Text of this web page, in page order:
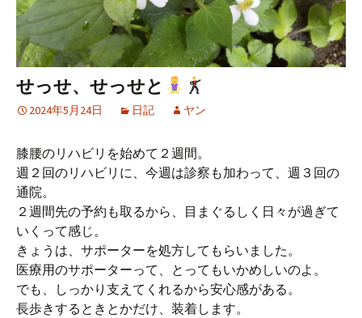
せっせ、せっせと
2024年5月24日 日記 ヤン
膝腰のリハビリを始めて２週間。
週２回のリハビリに、今週は診察も加わって、週３回の
通院。
２週間先の予約も取るから、目まぐるしく日々が過ぎて
いくって感じ。
きょうは、サポーターを処方してもらいました。
医療用のサポーターって、とってもいかめしいのよ。
でも、しっかり支えてくれるから安心感がある。
長歩きするときとかだけ、装着します。